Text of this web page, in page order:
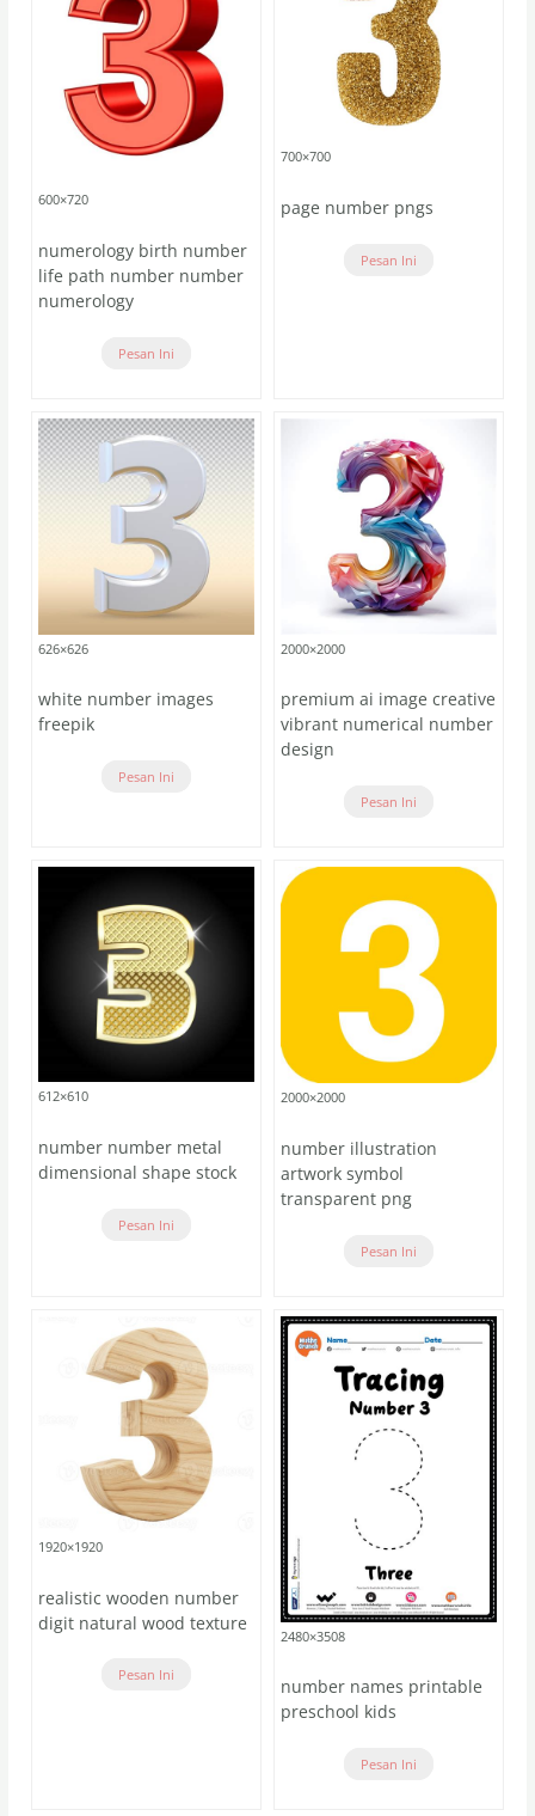
600×720
numerology birth number
life path number number
numerology
Pesan Ini
700×700
page number pngs
Pesan Ini
626×626
white number images
freepik
Pesan Ini
2000×2000
premium ai image creative
vibrant numerical number
design
Pesan Ini
612×610
number number metal
dimensional shape stock
Pesan Ini
2000×2000
number illustration
artwork symbol
transparent png
Pesan Ini
1920×1920
realistic wooden number
digit natural wood texture
Pesan Ini
2480×3508
number names printable
preschool kids
Pesan Ini